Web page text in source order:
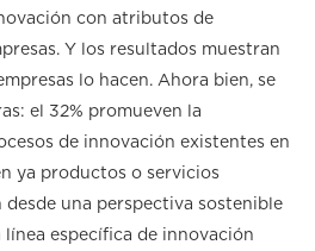
con atributos de
Y los resultados muestran
lo hacen. Ahora bien, se
el 32% promueven la
de innovación existentes en
ya productos o servicios
una perspectiva sostenible
línea específica de innovación